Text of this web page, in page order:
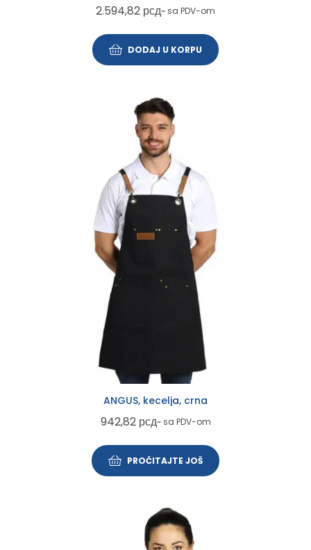
2.594,82 рсд~ sa PDV-om
DODAJ U KORPU
ANGUS, kecelja, crna
942,82 рсд~ sa PDV-om
PROČITAJTE JOŠ